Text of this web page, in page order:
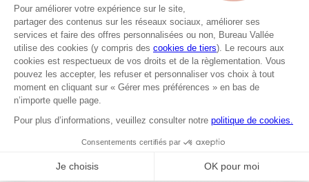
Espace services
Fournitures scolaires
Moyens de paiement